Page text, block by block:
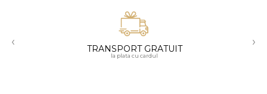
18K
‹ TRANSPORT GRATUIT
la plata cu cardul
›